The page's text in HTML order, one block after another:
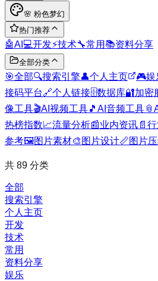
🌸 粉色梦幻
热门推荐
🤖AI 💻开发⚡技术🔧常用 📚资料分享
全部分类
🎯全部🔍搜索引擎👤个人主页 🎮娱
接码平台🔗个人链接🗄️数据库🔐加密
像工具🎬AI视频工具🎵 AI音频工具 📎
热榜指数📈流量分析📰业内资讯 📄
参考🖼️图片素材🎨 图片设计📏图片
共 89 分类
全部
搜索引擎
个人主页
开发
技术
常用
资料分享
娱乐